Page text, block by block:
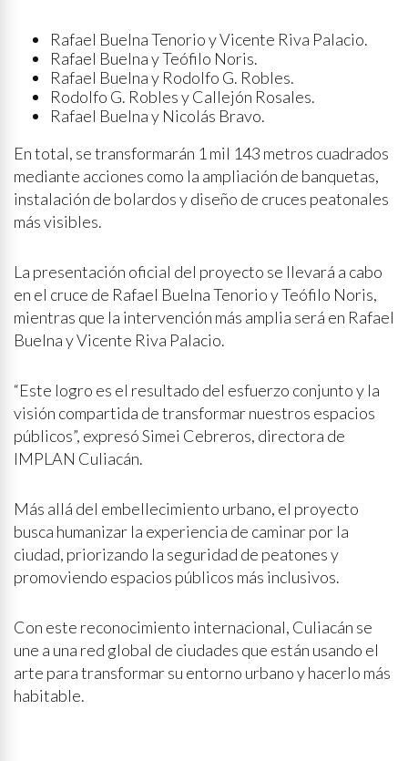
Rafael Buelna Tenorio y Vicente Riva Palacio.
Rafael Buelna y Teófilo Noris.
Rafael Buelna y Rodolfo G. Robles.
Rodolfo G. Robles y Callejón Rosales.
Rafael Buelna y Nicolás Bravo.
En total, se transformarán 1 mil 143 metros cuadrados
mediante acciones como la ampliación de banquetas,
instalación de bolardos y diseño de cruces peatonales
más visibles.
La presentación oficial del proyecto se llevará a cabo
en el cruce de Rafael Buelna Tenorio y Teófilo Noris,
mientras que la intervención más amplia será en Rafael
Buelna y Vicente Riva Palacio.
“Este logro es el resultado del esfuerzo conjunto y la
visión compartida de transformar nuestros espacios
públicos”, expresó Simei Cebreros, directora de
IMPLAN Culiacán.
Más allá del embellecimiento urbano, el proyecto
busca humanizar la experiencia de caminar por la
ciudad, priorizando la seguridad de peatones y
promoviendo espacios públicos más inclusivos.
Con este reconocimiento internacional, Culiacán se
une a una red global de ciudades que están usando el
arte para transformar su entorno urbano y hacerlo más
habitable.